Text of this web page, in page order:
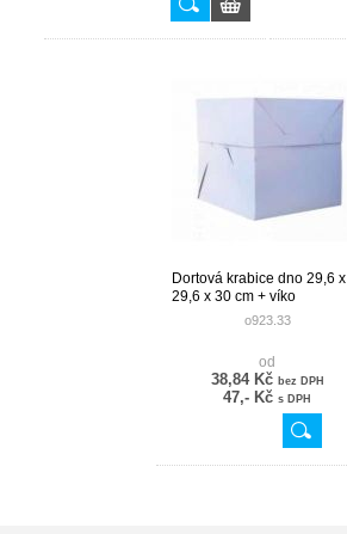
Dortová krabice dno 29,6 x
29,6 x 30 cm + víko
30x30x12cmo923.33
od
38,84 Kč bez DPH
47,- Kč s DPH